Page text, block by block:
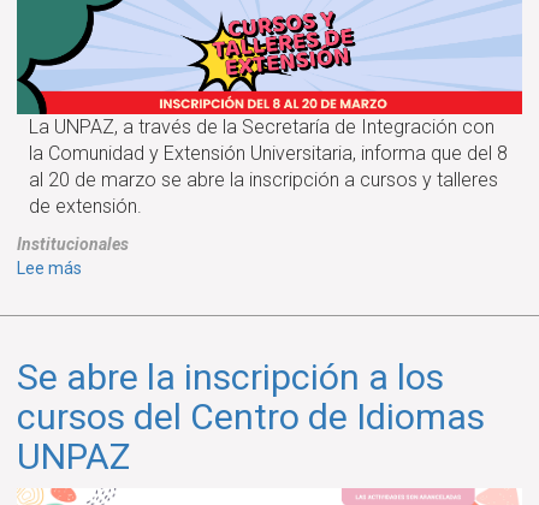
La UNPAZ, a través de la Secretaría de Integración con
la Comunidad y Extensión Universitaria, informa que del 8
al 20 de marzo se abre la inscripción a cursos y talleres
de extensión.
Institucionales
Lee más
abre
inscripción
cursos
y
Se abre la inscripción a los
cursos del Centro de Idiomas
UNPAZ